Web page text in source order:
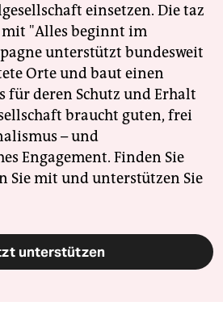
einsetzen. Die taz
"Alles beginnt im
unterstützt bundesweit
Orte und baut einen
für deren Schutz und Erhalt
braucht guten, frei
– und
Engagement. Finden Sie
Sie mit und unterstützen Sie
unterstützen